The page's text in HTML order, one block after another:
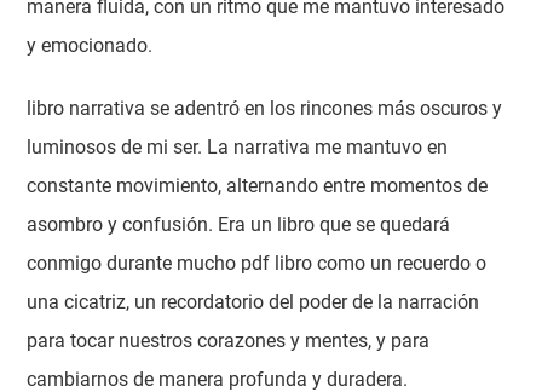
manera fluida, con un ritmo que me mantuvo interesado
y emocionado.
libro narrativa se adentró en los rincones más oscuros y
luminosos de mi ser. La narrativa me mantuvo en
constante movimiento, alternando entre momentos de
asombro y confusión. Era un libro que se quedará
conmigo durante mucho pdf libro como un recuerdo o
una cicatriz, un recordatorio del poder de la narración
para tocar nuestros corazones y mentes, y para
cambiarnos de manera profunda y duradera.